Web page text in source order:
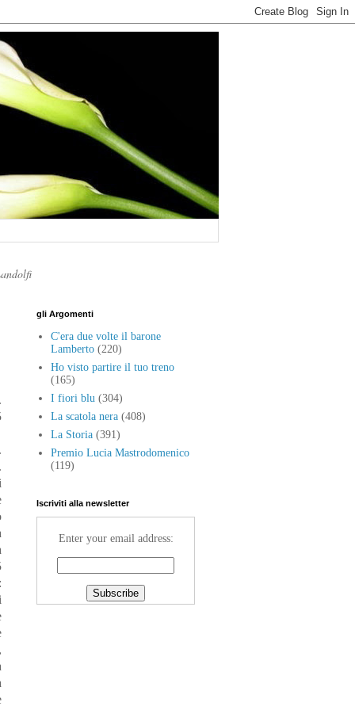
gli Argomenti
C'era due volte il barone
Lamberto (220)
Ho visto partire il tuo treno
(165)
I fiori blu (304)
La scatola nera (408)
La Storia (391)
Premio Lucia Mastrodomenico
(119)
Iscriviti alla newsletter
Enter your email address: